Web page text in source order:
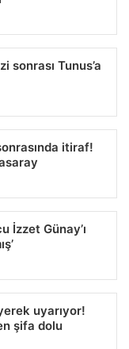
sonrası Tunus’a
itiraf!
İzzet Günay’ı
uyarıyor!
şifa dolu